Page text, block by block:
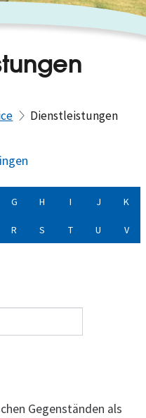
Dienstleistungen
G H I J K
R S T U V
Gegenständen als